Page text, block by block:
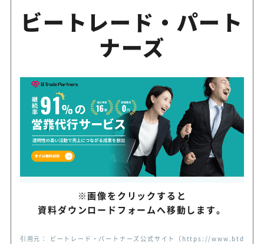
も可能
営業立ち上げをゼロから支援
アズ
専属チームが営業戦略まで伴
アポ代行
独自のデータベースをはじめ
トから有望な市場や業界を発
拓の商談創出を支援
ビートレード・パート
ナーズ
※画像をクリックすると
資料ダウンロードフォームへ移動します。
引用元： ビートレード・パートナーズ公式サイト（https://